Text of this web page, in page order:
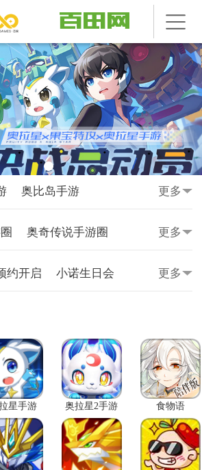
奥比岛手游
奥拉星手游
更多
奥奇传说手游圈
奥奇传说圈 奥比岛圈
更多
约开启 小诺生日会
寒天凤
更多
星手游 奥拉星2手游 食物语